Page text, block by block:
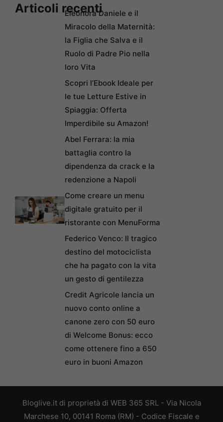
Articoli recentiEleonora Daniele e il
Miracolo della Maternità:
la Figlia che Salva e il
Ruolo di Padre Pio nella
loro Vita
Scopri l’Ebook Ideale per
le tue Letture Estive in
Spiaggia: Offerta
Imperdibile su Amazon!
Abel Ferrara: la mia
battaglia contro la
dipendenza da crack e la
redenzione a Napoli
Come creare un menu
digitale gratuito per il
ristorante con MenuForma
Federico Venco: Il tragico
destino del motociclista
che ha pagato con la vita
un gesto di gentilezza
Credit Agricole lancia un
nuovo conto online a
canone zero con 50 euro
di Welcome Bonus: ecco
come ottenere fino a 650
euro in buoni Amazon
Bloglive.it di proprietà di WEB 365 SRL - Via Nicola
Marchese 10, 00141 Roma (RM) - Codice Fiscale e